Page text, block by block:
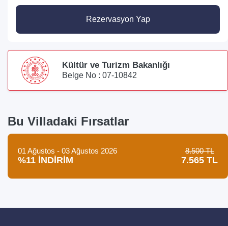
Rezervasyon Yap
Kültür ve Turizm Bakanlığı
Belge No : 07-10842
Bu Villadaki Fırsatlar
01 Ağustos - 03 Ağustos 2026
%11 İNDİRİM
8.500 TL
7.565 TL